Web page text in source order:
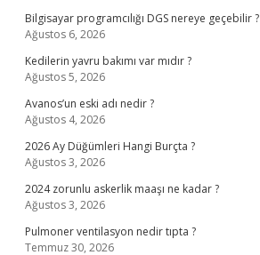
Bilgisayar programcılığı DGS nereye geçebilir ?
Ağustos 6, 2026
Kedilerin yavru bakımı var mıdır ?
Ağustos 5, 2026
Avanos’un eski adı nedir ?
Ağustos 4, 2026
2026 Ay Düğümleri Hangi Burçta ?
Ağustos 3, 2026
2024 zorunlu askerlik maaşı ne kadar ?
Ağustos 3, 2026
Pulmoner ventilasyon nedir tıpta ?
Temmuz 30, 2026